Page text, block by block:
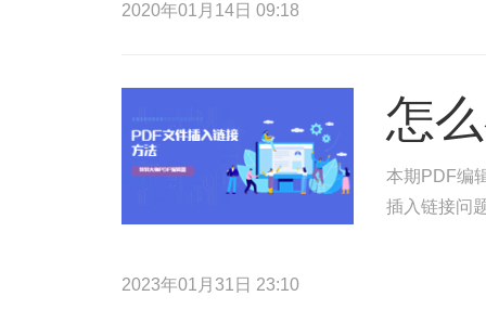
2020年01月14日 09:18
怎
本期PDF编
插入链接问
2023年01月31日 23:10